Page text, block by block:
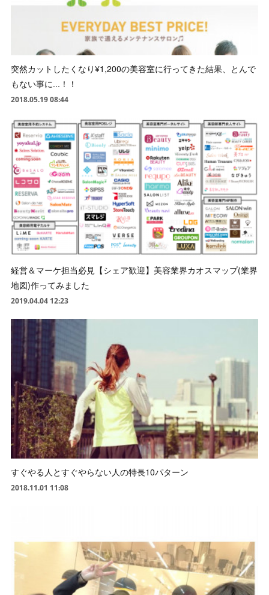
突然カットしたくなり¥1,200の美容室に行ってきた結果、とんで
もない事に...！！
2018.05.19 08:44
経営＆マーケ担当必見【シェア歓迎】美容業界カオスマップ(業界
地図)作ってみました
2019.04.04 12:23
すぐやる人とすぐやらない人の特長10パターン
2018.11.01 11:08